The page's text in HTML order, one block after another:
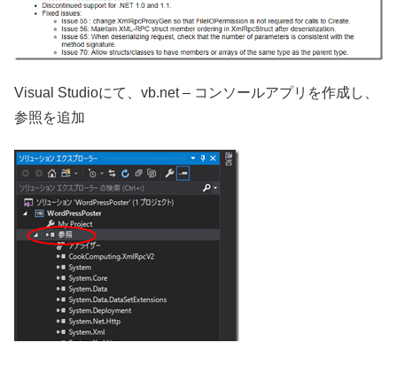
Visual Studioにて、vb.net – コンソールアプリを作成し、
参照を追加